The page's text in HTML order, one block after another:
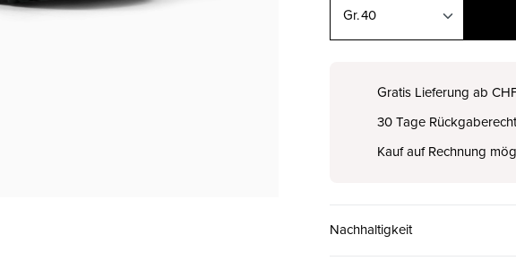
40
CHF 60.00
Gratis Lieferung ab
30 Tage Rückgaberecht
Kauf auf Rechnung
Nachhaltigkeit